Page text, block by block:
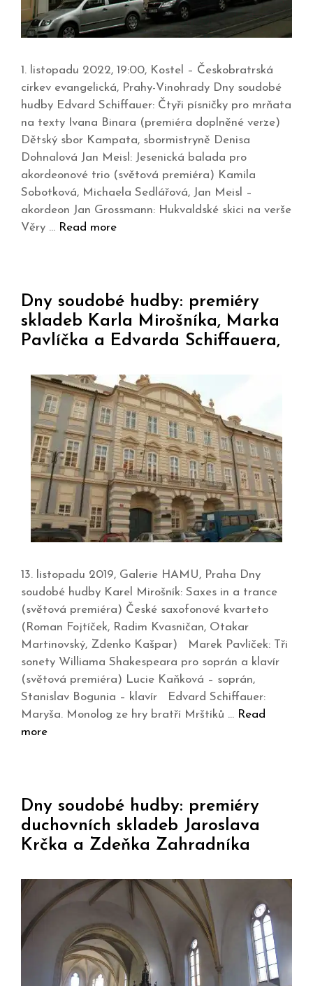
1. listopadu 2022, 19:00, Kostel – Českobratrská
církev evangelická, Prahy-Vinohrady Dny soudobé
hudby Edvard Schiffauer: Čtyři písničky pro mrňata
na texty Ivana Binara (premiéra doplněné verze)
Dětský sbor Kampata, sbormistryně Denisa
Dohnalová Jan Meisl: Jesenická balada pro
akordeonové trio (světová premiéra) Kamila
Sobotková, Michaela Sedlářová, Jan Meisl –
akordeon Jan Grossmann: Hukvaldské skici na verše
Věry … Read more
Dny soudobé hudby: premiéry
skladeb Karla Mirošníka, Marka
Pavlíčka a Edvarda Schiffauera,
13. listopadu 2019, Galerie HAMU, Praha Dny
soudobé hudby Karel Mirošník: Saxes in a trance
(světová premiéra) České saxofonové kvarteto
(Roman Fojtíček, Radim Kvasničan, Otakar
Martinovský, Zdenko Kašpar) Marek Pavlíček: Tři
sonety Williama Shakespeara pro soprán a klavír
(světová premiéra) Lucie Kaňková – soprán,
Stanislav Bogunia – klavír Edvard Schiffauer:
Maryša. Monolog ze hry bratří Mrštíků … Read
more
Dny soudobé hudby: premiéry
duchovních skladeb Jaroslava
Krčka a Zdeňka Zahradníka